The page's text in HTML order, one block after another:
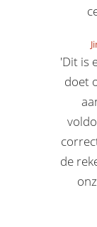
'Dit is
doet
de